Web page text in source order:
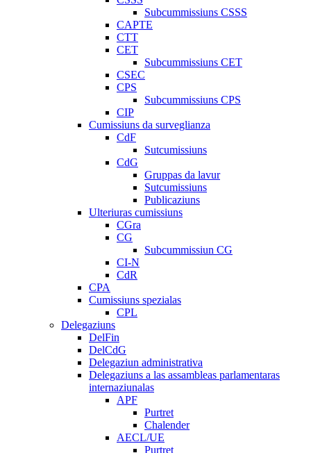
Subcummissiuns CSSS
CAPTE
CTT
CET
Subcummissiuns CET
CSEC
CPS
Subcummissiuns CPS
CIP
Cumissiuns da surveglianza
CdF
Sutcumissiuns
CdG
Gruppas da lavur
Sutcumissiuns
Publicaziuns
Ulteriuras cumissiuns
CGra
CG
Subcummissiun CG
CI-N
CdR
CPA
Cumissiuns spezialas
CPL
Delegaziuns
DelFin
DelCdG
Delegaziun administrativa
Delegaziuns a las assambleas parlamentaras
internaziunalas
APF
Purtret
Chalender
AECL/UE
Purtret